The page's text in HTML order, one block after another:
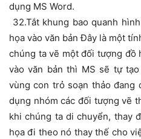
dụng MS Word.
32.Tắt khung bao quanh
họa vào văn bản Đây là một
chúng ta vẽ một đối tượng đồ
vào văn bản thì MS sẽ tự
vùng con trỏ soạn thảo đang
dụng nhóm các đối tượng vẽ
khi chúng ta di chuyển, thay
họa đi theo nó thay thế cho